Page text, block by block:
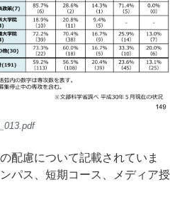
配慮について記載されていま
パス、短期コース、メディア授